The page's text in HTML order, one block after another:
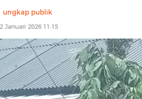
ungkap publik
Januari 2026 11:15